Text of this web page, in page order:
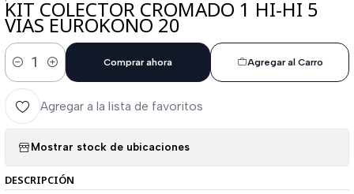
KIT COLECTOR CROMADO 1 HI-HI 5
VIAS EUROKONO 20
Cantidad
Agregar al Carro
Comprar ahora
Agregar a la lista de favoritos
Mostrar stock de ubicaciones
DESCRIPCIÓN